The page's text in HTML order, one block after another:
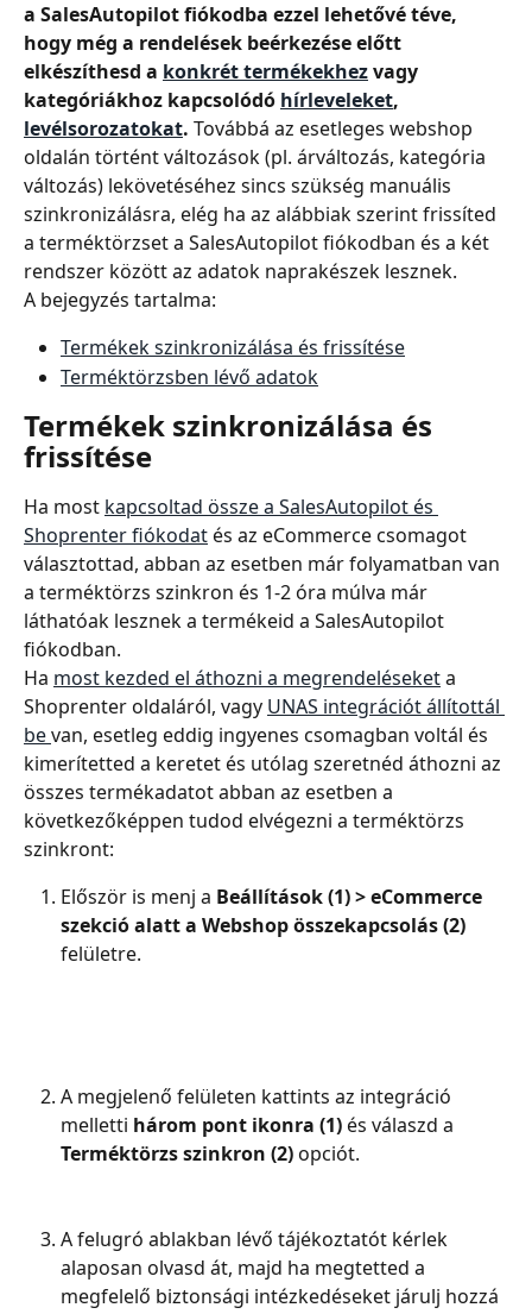
a SalesAutopilot fiókodba ezzel lehetővé téve,
hogy még a rendelések beérkezése előtt
elkészíthesd a konkrét termékekhez vagy
kategóriákhoz kapcsolódó hírleveleket,
levélsorozatokat. Továbbá az esetleges webshop
oldalán történt változások (pl. árváltozás, kategória
változás) lekövetéséhez sincs szükség manuális
szinkronizálásra, elég ha az alábbiak szerint frissíted
a terméktörzset a SalesAutopilot fiókodban és a két
rendszer között az adatok naprakészek lesznek.
A bejegyzés tartalma:
Termékek szinkronizálása és frissítése
Terméktörzsben lévő adatok
Termékek szinkronizálása és
frissítése
Ha most kapcsoltad össze a SalesAutopilot és
Shoprenter fiókodat és az eCommerce csomagot
választottad, abban az esetben már folyamatban van
a terméktörzs szinkron és 1-2 óra múlva már
láthatóak lesznek a termékeid a SalesAutopilot
fiókodban.
Ha most kezded el áthozni a megrendeléseket a
Shoprenter oldaláról, vagy UNAS integrációt állítottál
be van, esetleg eddig ingyenes csomagban voltál és
kimerítetted a keretet és utólag szeretnéd áthozni az
összes termékadatot abban az esetben a
következőképpen tudod elvégezni a terméktörzs
szinkront:
Először is menj a Beállítások (1) > eCommerce
szekció alatt a Webshop összekapcsolás (2)
felületre.
A megjelenő felületen kattints az integráció
melletti három pont ikonra (1) és válaszd a
Terméktörzs szinkron (2) opciót.
A felugró ablakban lévő tájékoztatót kérlek
alaposan olvasd át, majd ha megtetted a
megfelelő biztonsági intézkedéseket járulj hozzá